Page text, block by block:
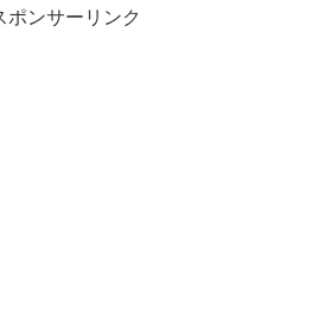
ポンサーリンク